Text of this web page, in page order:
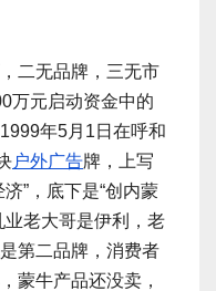
二无品牌，三无市
万元启动资金中的
年5月1日在呼和
户外广告牌，上写
”，底下是“创内蒙
业老大哥是伊利，老
第二品牌，消费者
蒙牛产品还没卖，